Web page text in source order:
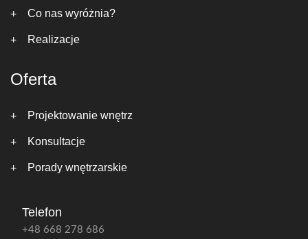
Co nas wyróżnia?
Realizacje
Oferta
Projektowanie wnętrz
Konsultacje
Porady wnętrzarskie
Telefon
+48 668 278 686